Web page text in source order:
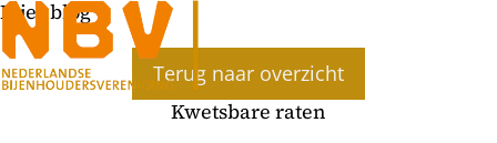
Bijenblog
Terug naar overzicht
Kwetsbare raten